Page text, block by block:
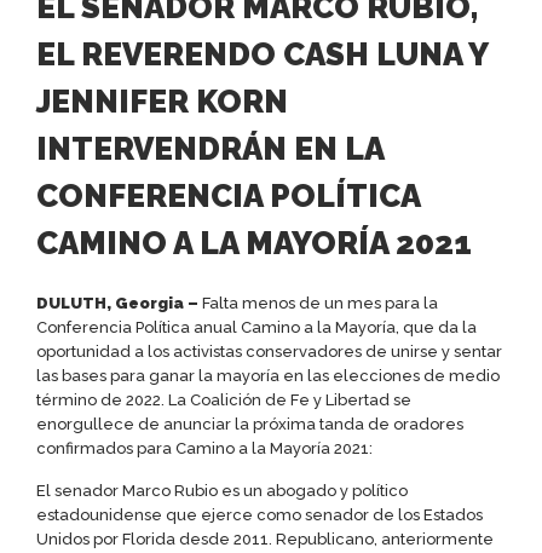
EL SENADOR MARCO RUBIO,
EL REVERENDO CASH LUNA Y
JENNIFER KORN
INTERVENDRÁN EN LA
CONFERENCIA POLÍTICA
CAMINO A LA MAYORÍA 2021
DULUTH, Georgia – Falta menos de un mes para la
Conferencia Política anual Camino a la Mayoría, que da la
oportunidad a los activistas conservadores de unirse y sentar
las bases para ganar la mayoría en las elecciones de medio
término de 2022. La Coalición de Fe y Libertad se
enorgullece de anunciar la próxima tanda de oradores
confirmados para Camino a la Mayoría 2021:
El senador Marco Rubio es un abogado y político
estadounidense que ejerce como senador de los Estados
Unidos por Florida desde 2011. Republicano, anteriormente